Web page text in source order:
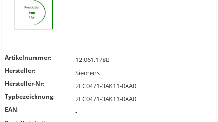
Artikelnummer: 12.061.178B
Hersteller: Siemens
Hersteller-Nr: 2LC0471-3AK11-0AA0
Typbezeichnung: 2LC0471-3AK11-0AA0
EAN: -